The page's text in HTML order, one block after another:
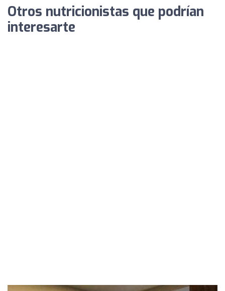
Otros nutricionistas que podrían
interesarte